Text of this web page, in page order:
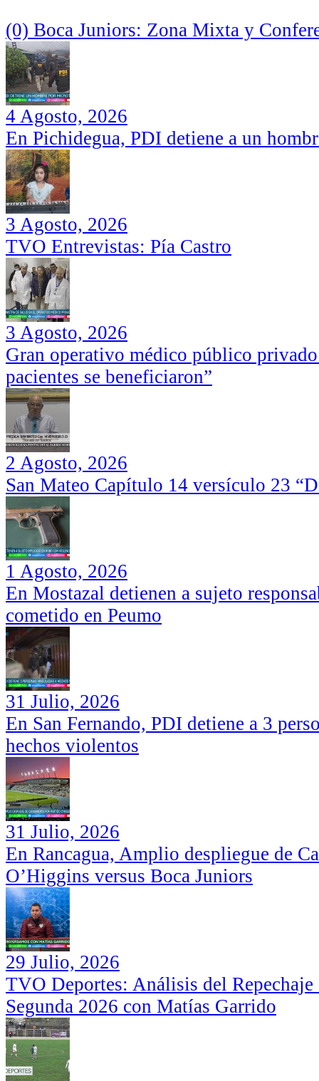
(0) Boca Juniors: Zona Mixta y
4 Agosto, 2026
En Pichidegua, PDI detiene a un
3 Agosto, 2026
TVO Entrevistas: Pía Castro
3 Agosto, 2026
Gran operativo médico público
pacientes se beneficiaron”
2 Agosto, 2026
San Mateo Capítulo 14 versículo 23
1 Agosto, 2026
En Mostazal detienen a sujeto
cometido en Peumo
31 Julio, 2026
En San Fernando, PDI detiene a 3
hechos violentos
31 Julio, 2026
En Rancagua, Amplio despliegue de
O’Higgins versus Boca Juniors
29 Julio, 2026
TVO Deportes: Análisis del
Segunda 2026 con Matías Garrido